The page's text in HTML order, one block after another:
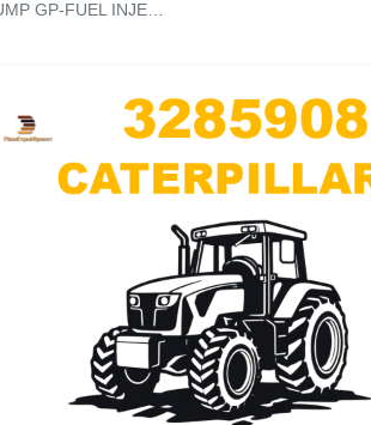
PUMP GP-FUEL INJECTION